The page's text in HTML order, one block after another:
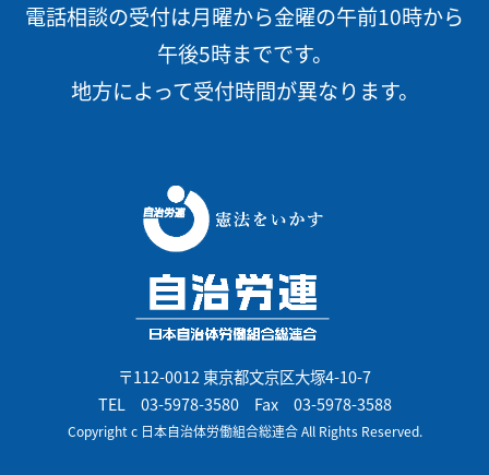
電話相談の受付は月曜から金曜の午前10時から
午後5時までです。
地方によって受付時間が異なります。
〒112-0012 東京都文京区大塚4-10-7
TEL 03-5978-3580Fax 03-5978-3588
Copyright c 日本自治体労働組合総連合 All Rights Reserved.